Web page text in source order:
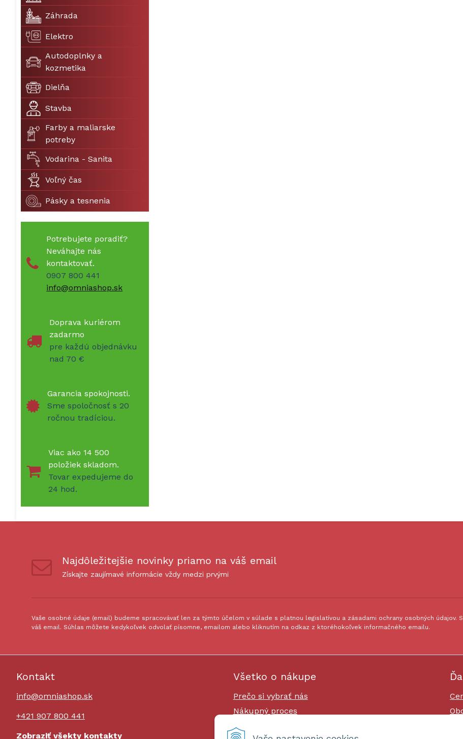
Záhrada
Elektro
Autodoplnky a
kozmetika
Dielňa
Stavba
Farby a maliarske
potreby
Vodarina - Sanita
Voľný čas
Pásky a tesnenia
Potrebujete poradiť?
Neváhajte nás
kontaktovať.
0907 800 441
info@omniashop.sk
Doprava kuriérom
zadarmo
pre každú objednávku
nad 70 €
Garancia spokojnosti.
Sme spoločnosť s 20
ročnou tradíciou.
Viac ako 14 500
položiek skladom.
Tovar expedujeme do
24 hod.
Najdôležitejšie novinky priamo na váš email
Získajte zaujímavé informácie vždy medzi prvými
Vaše osobné údaje (email) budeme spracovávať len za týmto účelom v súlade s platnou legislatívou a zásadami ochrany osobných
váš email. Súhlas môžete kedykoľvek odvolať písomne, emailom alebo kliknutím na odkaz z ktoréhokoľvek informačného emailu.
Kontakt
info@omniashop.sk
+421 907 800 441
Zobraziť všekty kontakty
Všetko o nákupe
Prečo si vybrať nás
Nákupný proces
Platby a doprava